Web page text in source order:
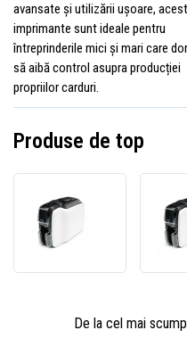
avansate și utilizării ușoare,
imprimante sunt ideale pentru
întreprinderile mici și mari care
să aibă control asupra producției
propriilor carduri.
Produse de top
Imprimantă
ZC100
față
De la cel mai scump